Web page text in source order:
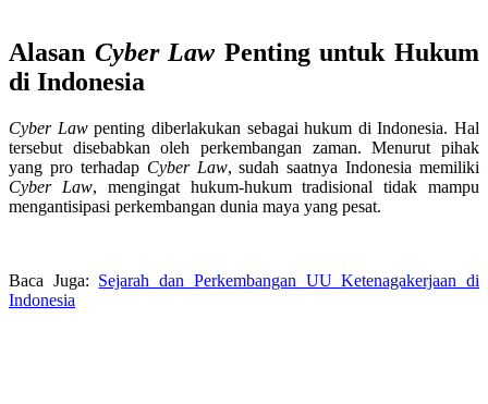
Alasan Cyber Law Penting untuk Hukum
di Indonesia
Cyber Lawpenting diberlakukan sebagai hukum di Indonesia. Hal
tersebut disebabkan oleh perkembangan zaman. Menurut pihak
yang pro terhadap Cyber Law, sudah saatnya Indonesia memiliki
Cyber Law, mengingat hukum-hukum tradisional tidak mampu
mengantisipasi perkembangan dunia maya yang pesat.
Baca Juga: Sejarah dan Perkembangan UU Ketenagakerjaan di
Indonesia